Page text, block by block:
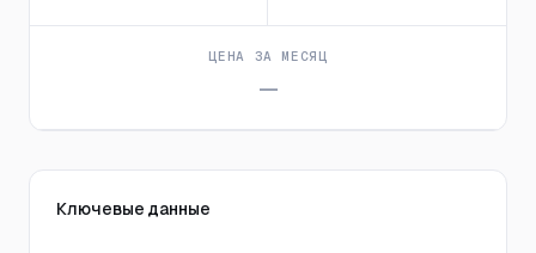
ЦЕНА ЗА МЕСЯЦ
—
Ключевые данные